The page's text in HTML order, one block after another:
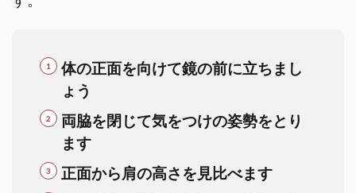
体の正面を向けて鏡の前に立ちまし
ょう
両脇を閉じて気をつけの姿勢をとり
ます
正面から肩の高さを見比べます